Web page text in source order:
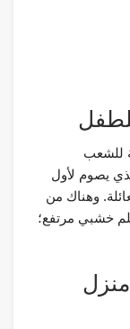
للشعب
يصوم لأول
وهناك من
خشبي مرتفع؛
منزل